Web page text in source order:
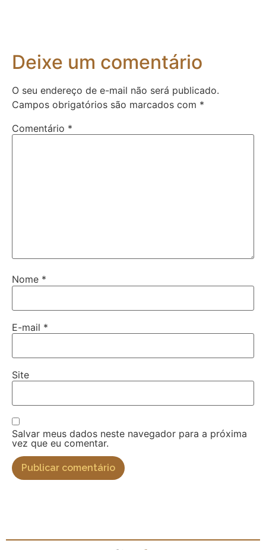
Deixe um comentário
O seu endereço de e-mail não será publicado.
Campos obrigatórios são marcados com *
Comentário *
Nome *
E-mail *
Site
Salvar meus dados neste navegador para a próxima
vez que eu comentar.